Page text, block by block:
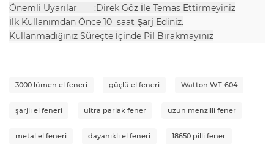
Önemli Uyarılar :Direk Göz İle Temas Ettirmeyiniz
İlk Kullanımdan Önce 10 saat Şarj Ediniz.
Kullanmadığınız Süreçte İçinde Pil Bırakmayınız
3000 lümen el feneri güçlü el feneri Watton WT-604
şarjlı el feneri ultra parlak fener uzun menzilli fener
metal el feneri dayanıklı el feneri 18650 pilli fener